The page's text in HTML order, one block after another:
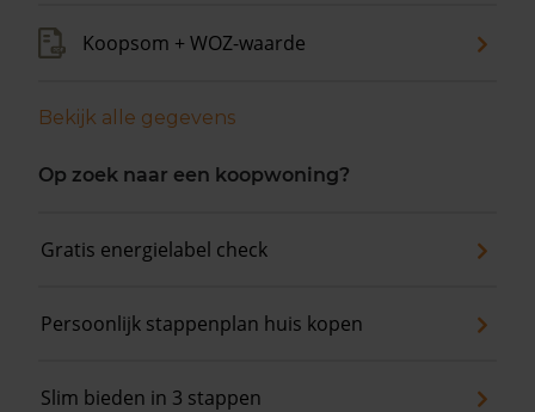
Koopsom + WOZ-waarde
Bekijk alle gegevens
Op zoek naar een koopwoning?
Gratis energielabel check
Persoonlijk stappenplan huis kopen
Slim bieden in 3 stappen